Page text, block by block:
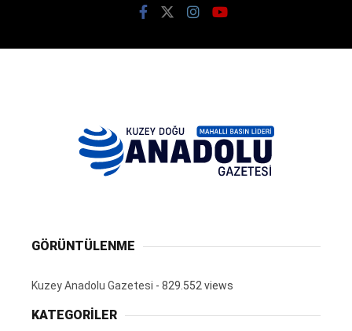
GÖRÜNTÜLENME
Kuzey Anadolu Gazetesi - 829.552 views
KATEGORİLER